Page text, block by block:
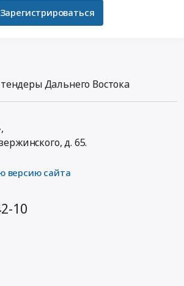
Зарегистрироваться
Дальнего Востока
д. 65.
версию сайта
10